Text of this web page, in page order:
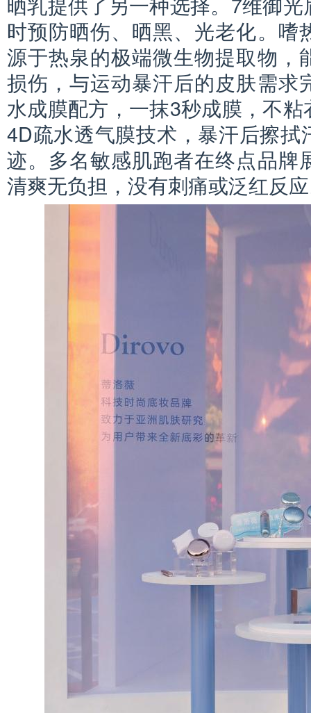
时预防晒伤、晒黑、光老化。嗜
源于热泉的极端微生物提取物，
损伤，与运动暴汗后的皮肤需求
水成膜配方，一抹3秒成膜，不
4D疏水透气膜技术，暴汗后擦
迹。多名敏感肌跑者在终点品牌
清爽无负担，没有刺痛或泛红反